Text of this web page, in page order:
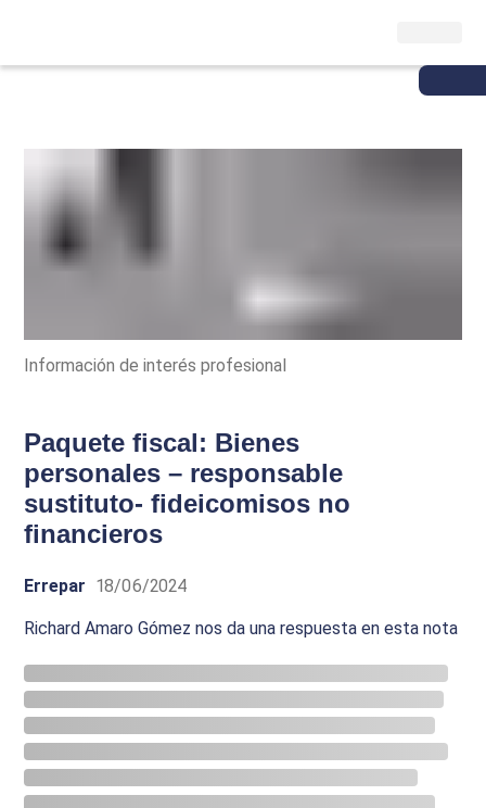
Información de interés profesional
Paquete fiscal: Bienes
personales – responsable
sustituto- fideicomisos no
financieros
Errepar 18/06/2024
Richard Amaro Gómez nos da una respuesta en esta nota